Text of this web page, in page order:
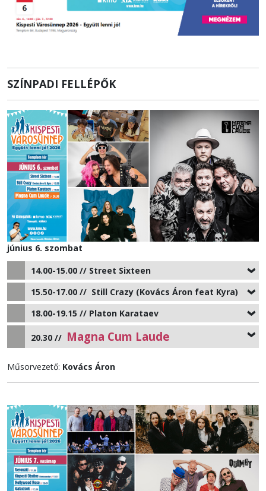
SZÍNPADI FELLÉPŐK
június 6. szombat
14.00-15.00 // Street Sixteen
15.50-17.00 // Still Crazy (Kovács Áron feat Kyra)
18.00-19.15 // Platon Karataev
20.30 // Magna Cum Laude
Műsorvezető: Kovács Áron